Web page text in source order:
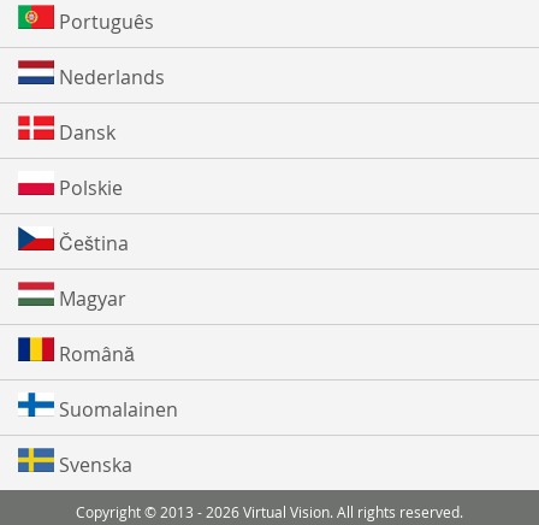
Português
Nederlands
Dansk
Polskie
Čeština
Magyar
Română
Suomalainen
Svenska
Copyright © 2013 - 2026 Virtual Vision. All rights reserved.